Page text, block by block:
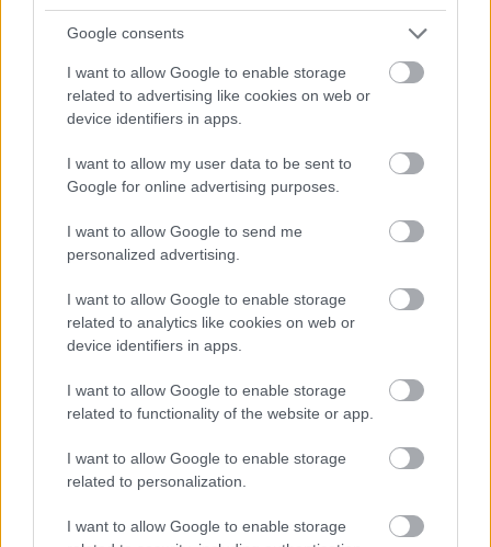
Google consents
I want to allow Google to enable storage
related to advertising like cookies on web or
device identifiers in apps.
I want to allow my user data to be sent to
Google for online advertising purposes.
I want to allow Google to send me
personalized advertising.
I want to allow Google to enable storage
related to analytics like cookies on web or
device identifiers in apps.
I want to allow Google to enable storage
related to functionality of the website or app.
I want to allow Google to enable storage
related to personalization.
I want to allow Google to enable storage
videochiamata:
Cognome e Nome
Numero di telefono
La tua richiesta